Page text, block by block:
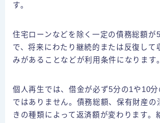
す。
住宅ローンなどを除く一定の債務総額が
で、将来にわたり継続的または反復して
みがあることなどが利用条件になります。
個人再生では、借金が必ず5分の1や10
ではありません。債務総額、保有財産の
きの種類によって返済額が変わります。